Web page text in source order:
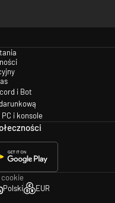
i Bot
i konsole
Polski EUR